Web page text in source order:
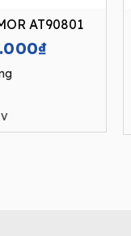
AT90801
₫Current